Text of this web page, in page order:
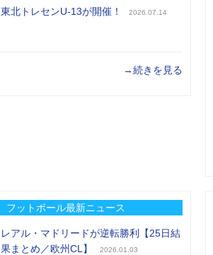
東北トレセンU-13が開催！ 2026.07.14
→続きを見る
フットボール最新ニュース
レアル・マドリードが逆転勝利【25日結
果まとめ／欧州CL】
2026.01.03